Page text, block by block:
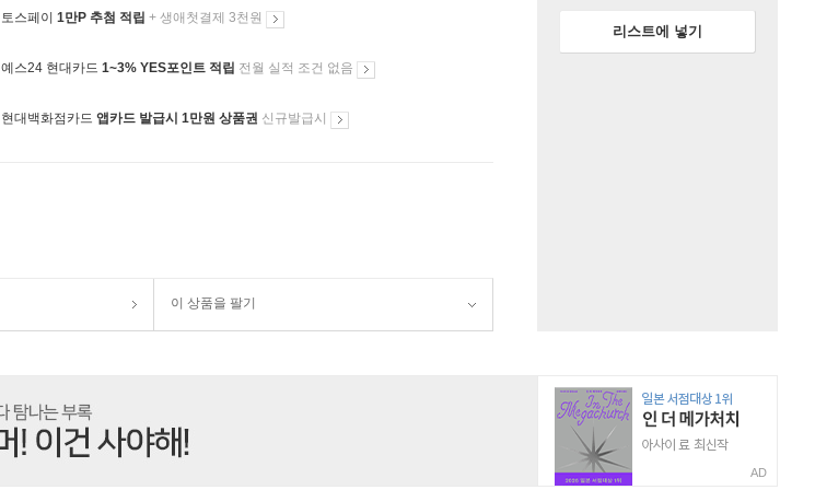
토스페이 1만P 추첨 적립 + 생애첫결제 3천원
예스24 현대카드 1~3% YES포인트 적립 전월 실적 조건 없음
현대백화점카드 앱카드 발급시 1만원 상품권 신규발급시
이 상품을 팔기
리스트에 넣기
AD